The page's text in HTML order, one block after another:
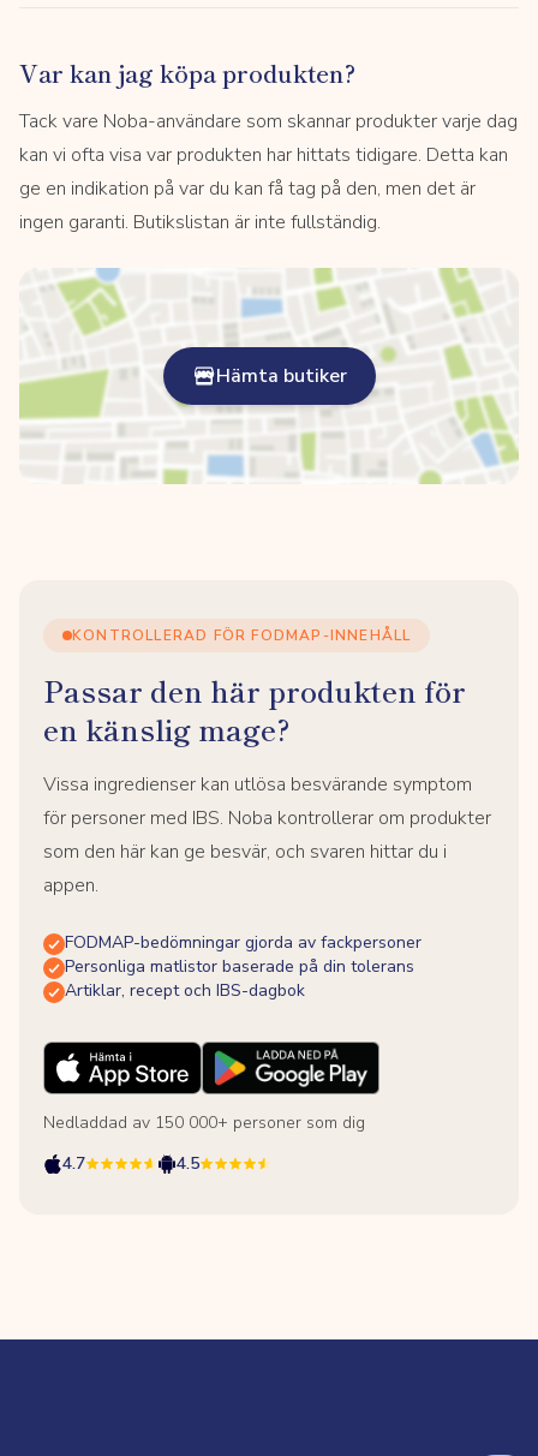
Var kan jag köpa produkten?
Tack vare Noba-användare som skannar produkter varje dag
kan vi ofta visa var produkten har hittats tidigare. Detta kan
ge en indikation på var du kan få tag på den, men det är
ingen garanti. Butikslistan är inte fullständig.
Hämta butiker
KONTROLLERAD FÖR FODMAP-INNEHÅLL
Passar den här produkten för
en känslig mage?
Vissa ingredienser kan utlösa besvärande symptom
för personer med IBS. Noba kontrollerar om produkter
som den här kan ge besvär, och svaren hittar du i
appen.
FODMAP-bedömningar gjorda av fackpersoner
Personliga matlistor baserade på din tolerans
Artiklar, recept och IBS-dagbok
Nedladdad av 150 000+ personer som dig
4.7
4.5